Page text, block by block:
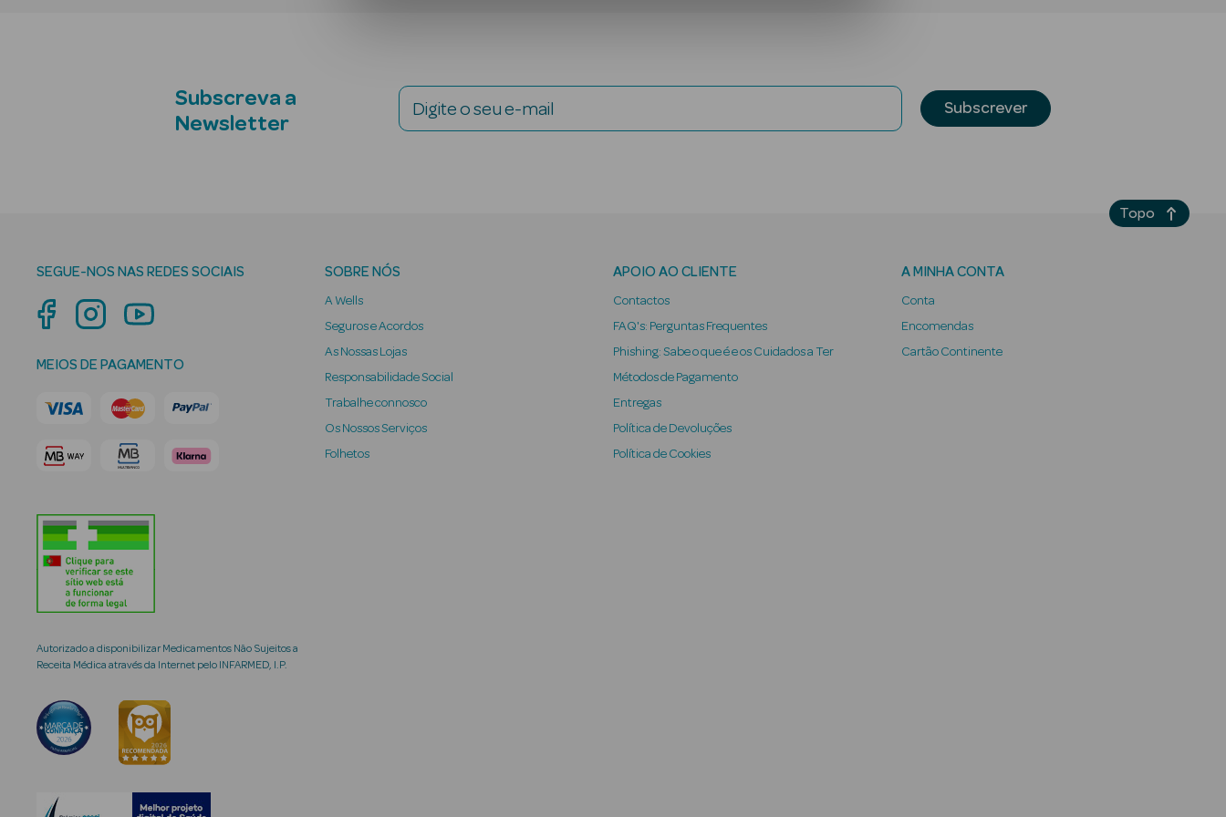
Subscreva a
Newsletter
Digite o seu e-mail Subscrever
SEGUE-NOS NAS REDES SOCIAIS
MEIOS DE PAGAMENTO
Autorizado a disponibilizar Medicamentos Não Sujeitos a
Receita Médica através da Internet pelo INFARMED, I.P.
SOBRE NÓS
A Wells
Seguros e Acordos
As Nossas Lojas
Responsabilidade Social
Trabalhe connosco
Os Nossos Serviços
Folhetos
APOIO AO CLIENTE
Contactos
FAQ's: Perguntas Frequentes
Phishing: Sabe o que é e os Cuidados a Ter
Métodos de Pagamento
Entregas
Política de Devoluções
Política de Cookies
A MINHA CONTA
Conta
Encomendas
Cartão Continente
Topo